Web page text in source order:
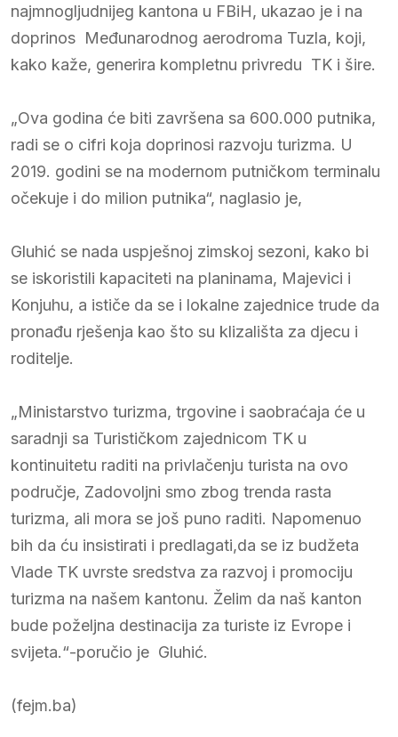
najmnogljudnijeg kantona u FBiH, ukazao je i na
doprinos Međunarodnog aerodroma Tuzla, koji,
kako kaže, generira kompletnu privredu TK i šire.
„Ova godina će biti završena sa 600.000 putnika,
radi se o cifri koja doprinosi razvoju turizma. U
2019. godini se na modernom putničkom terminalu
očekuje i do milion putnika“, naglasio je,
Gluhić se nada uspješnoj zimskoj sezoni, kako bi
se iskoristili kapaciteti na planinama, Majevici i
Konjuhu, a ističe da se i lokalne zajednice trude da
pronađu rješenja kao što su klizališta za djecu i
roditelje.
„Ministarstvo turizma, trgovine i saobraćaja će u
saradnji sa Turističkom zajednicom TK u
kontinuitetu raditi na privlačenju turista na ovo
područje, Zadovoljni smo zbog trenda rasta
turizma, ali mora se još puno raditi. Napomenuo
bih da ću insistirati i predlagati,da se iz budžeta
Vlade TK uvrste sredstva za razvoj i promociju
turizma na našem kantonu. Želim da naš kanton
bude poželjna destinacija za turiste iz Evrope i
svijeta.“-poručio je Gluhić.
(fejm.ba)